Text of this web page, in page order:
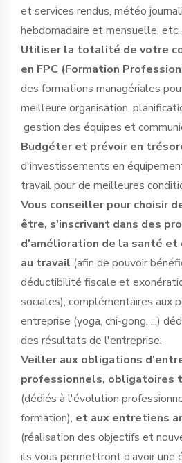
et services rendus, météo
hebdomadaire et mensuelle,
Utiliser la totalité de votre
en FPC (Formation
des formations managériales
meilleure organisation,
gestion des équipes et
Budgéter et prévoir en
d'investissements en
travail pour de meilleures
Vous conseiller pour choisir
être, s'inscrivant dans des
d'amélioration de la santé et
au travail (afin de pouvoir
déductibilité fiscale et
sociales), complémentaires aux
entreprise (yoga, chi-gong, ...)
des résultats de l'entreprise.
Veiller aux obligations
professionnels, obligatoires
(dédiés à l'évolution
formation), et aux entretiens
(réalisation des objectifs et
ils vous permettront d’avoir une